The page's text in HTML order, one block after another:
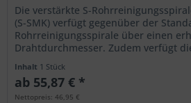
Die verstärkte S-
(S-SMK) verfügt gegenüber der
Rohrreinigungsspirale über einen
Drahtdurchmesser. Zudem verfügt
Inhalt 1 Stück
ab 55,87 € *
Nettopreis: 46,95 €